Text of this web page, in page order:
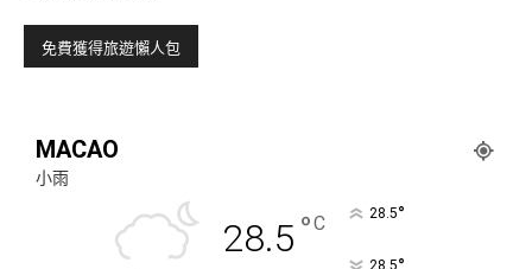
MACAO
小雨
28.5 °C 28.5°
28.5